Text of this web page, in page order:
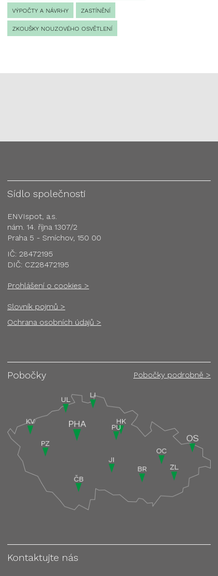
VÝPOČTY A NÁVRHY ZASTÍNĚNÍ
ZKOUŠKY NOUZOVÉHO OSVĚTLENÍ
Sídlo společnosti
ENVIspot, a.s.
nám. 14. října 1307/2
Praha 5 - Smíchov, 150 00
IČ: 28472195
DIČ: CZ28472195
Prohlášení o cookies >
Slovník pojmů >
Ochrana osobních údajů >
Pobočky Pobočky podrobně >
Kontaktujte nás